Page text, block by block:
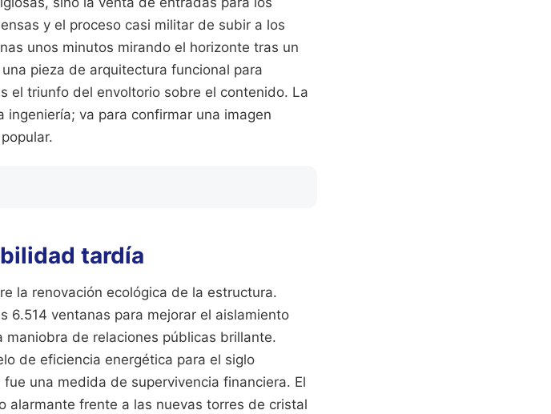
y el proceso casi militar de subir a los
unos minutos mirando el horizonte tras un
pieza de arquitectura funcional para
el triunfo del envoltorio sobre el contenido. La
va para confirmar una imagen
tardía
la renovación ecológica de la estructura.
6.514 ventanas para mejorar el aislamiento
de relaciones públicas brillante.
de eficiencia energética para el siglo
una medida de supervivencia financiera. El
alarmante frente a las nuevas torres de cristal